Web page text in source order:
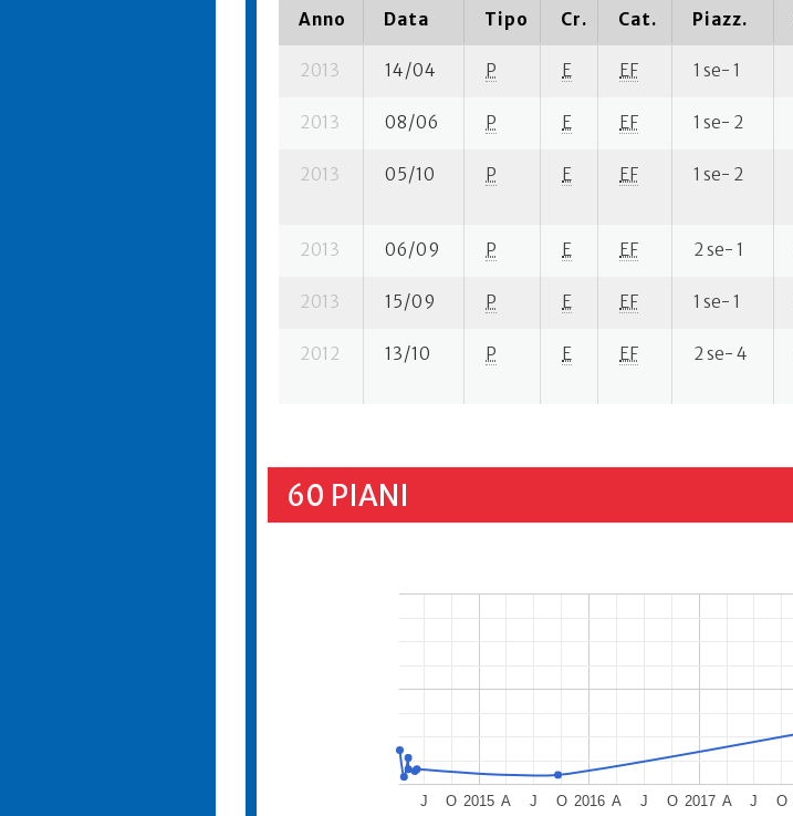
Anno Data Tipo Cr. Cat. Piazz.
2013 14/04 P E EF 1 se- 1
2013 08/06 P E EF 1 se- 2
2013 05/10 P E EF 1 se- 2
2013 06/09 P E EF 2 se- 1
2013 15/09 P E EF 1 se- 1
2012 13/10 P E EF 2 se- 4
60 PIANI
2015 2016 2017
J O A J O A J O A J O